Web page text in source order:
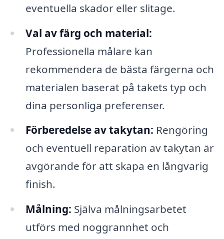
eventuella skador eller slitage.
Val av färg och material:
Professionella målare kan
rekommendera de bästa färgerna och
materialen baserat på takets typ och
dina personliga preferenser.
Förberedelse av takytan: Rengöring
och eventuell reparation av takytan är
avgörande för att skapa en långvarig
finish.
Målning: Själva målningsarbetet
utförs med noggrannhet och